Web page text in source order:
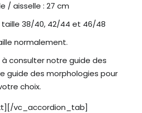
/ aisselle : 27 cm
taille 38/40, 42/44 et 46/48
normalement.
à consulter notre guide des
guide des morphologies pour
choix.
vc_accordion_tab]